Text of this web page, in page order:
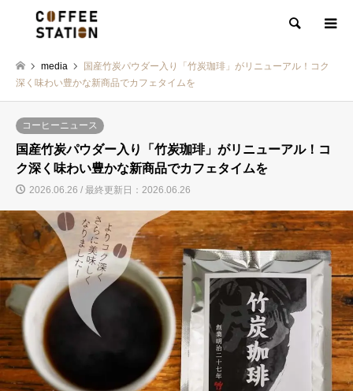
検索
media
国産竹炭パウダー入り「竹炭珈琲」がリニューアル！コク
深く味わい豊かな新商品でカフェタイムを
コーヒーニュース
国産竹炭パウダー入り「竹炭珈琲」がリニューアル！コ
ク深く味わい豊かな新商品でカフェタイムを
2026.06.26 / 最終更新日：2026.06.26